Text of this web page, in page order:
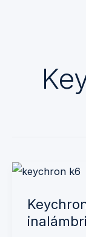
Keychron
teclado
mecánico